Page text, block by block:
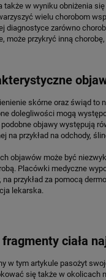
także w wyniku obniżenia
wielu chorobom
diagnostyce zarówno
może przykryć inną
skórne oraz świąd to
dolegliwości mogą
objawy występują
na przykład na odchody,
objawów może być
Placówki medyczne
na przykład za pomocą
lekarska.
ciała
w tym artykule pasożyt
się także w okolicach